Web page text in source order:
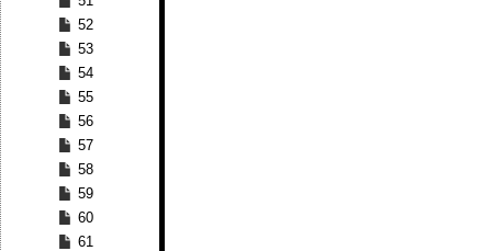
52
53
54
55
56
57
58
59
60
61